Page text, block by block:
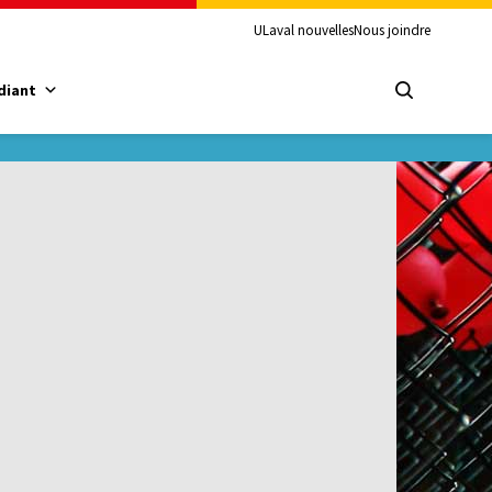
ULaval nouvellesNous joindre